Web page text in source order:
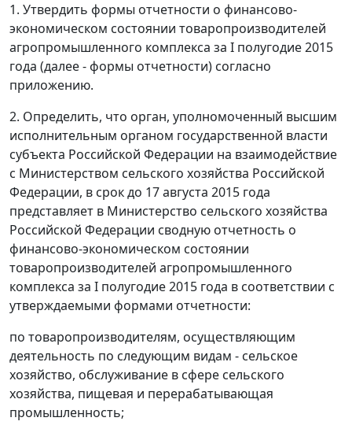
1. Утвердить формы отчетности о финансово-
экономическом состоянии товаропроизводителей
агропромышленного комплекса за I полугодие 2015
года (далее - формы отчетности) согласно
приложению.
2. Определить, что орган, уполномоченный высшим
исполнительным органом государственной власти
субъекта Российской Федерации на взаимодействие
с Министерством сельского хозяйства Российской
Федерации, в срок до 17 августа 2015 года
представляет в Министерство сельского хозяйства
Российской Федерации сводную отчетность о
финансово-экономическом состоянии
товаропроизводителей агропромышленного
комплекса за I полугодие 2015 года в соответствии с
утверждаемыми формами отчетности:
по товаропроизводителям, осуществляющим
деятельность по следующим видам - сельское
хозяйство, обслуживание в сфере сельского
хозяйства, пищевая и перерабатывающая
промышленность;